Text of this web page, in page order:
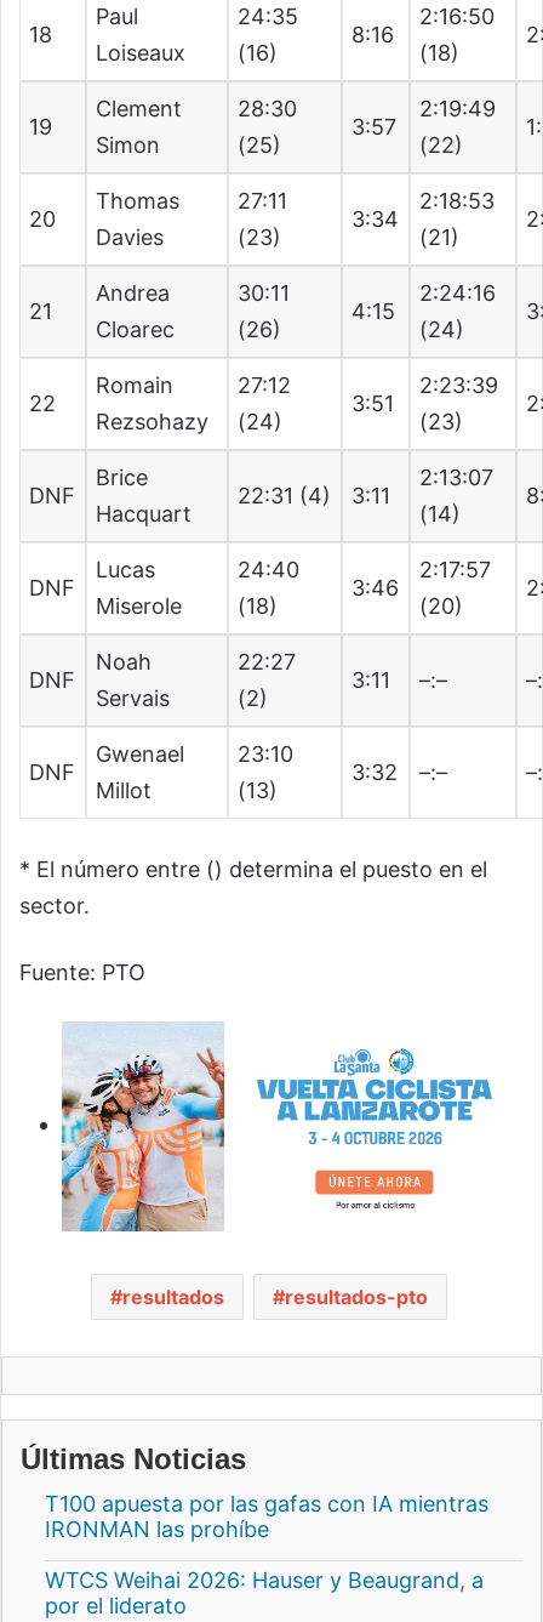
18
Paul
Loiseaux
24:35
(16)
8:16
2:16:50
(18)
19
Clement
Simon
28:30
(25)
3:57
2:19:49
(22)
20
Thomas
Davies
27:11
(23)
3:34
2:18:53
(21)
21
Andrea
Cloarec
30:11
(26)
4:15
2:24:16
(24)
22
Romain
Rezsohazy
27:12
(24)
3:51
2:23:39
(23)
DNF
Brice
Hacquart
22:31 (4) 3:11
2:13:07
(14)
DNF
Lucas
Miserole
24:40
(18)
3:46
2:17:57
(20)
DNF
Noah
Servais
22:27
(2)
3:11 –:–
DNF
Gwenael
Millot
23:10
(13)
3:32 –:–
* El número entre () determina el puesto en el
sector.
Fuente: PTO
resultados resultados-pto
Últimas Noticias
T100 apuesta por las gafas con IA mientras
IRONMAN las prohíbe
WTCS Weihai 2026: Hauser y Beaugrand, a
por el liderato